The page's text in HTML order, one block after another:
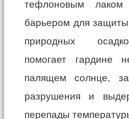
тефлоновым
барьером для
природных
помогает гардине
палящем солнце,
разрушения и
перепады